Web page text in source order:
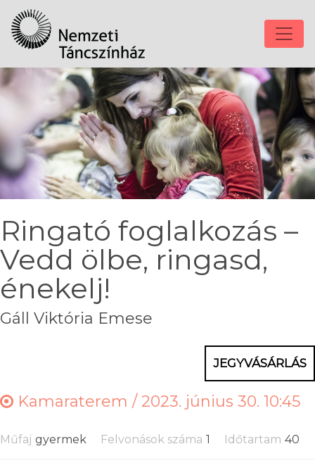
Ringató foglalkozás –
Vedd ölbe, ringasd,
énekelj!
Gáll Viktória Emese
JEGYVÁSÁRLÁS
Kamaraterem /2023. június 30. 10:45
Műfaj gyermek Felvonások száma 1 Időtartam 40